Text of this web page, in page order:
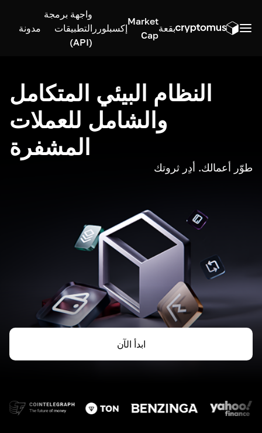
بقعة
Market
Cap
إكسبلورر
واجهة برمجة
التطبيقات
(API)
مدونة
النظام البيئي المتكامل
والشامل للعملات
المشفرة
طوّر أعمالك. أدِر ثروتك
ابدأ الآن